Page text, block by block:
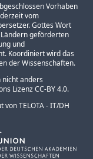
Vorhaben
vom
Gottes Wort
geförderten
und
Koordiniert wird das
der Wissenschaften.
anders
Lizenz CC-BY 4.0.
vonTELOTA - IT/DH